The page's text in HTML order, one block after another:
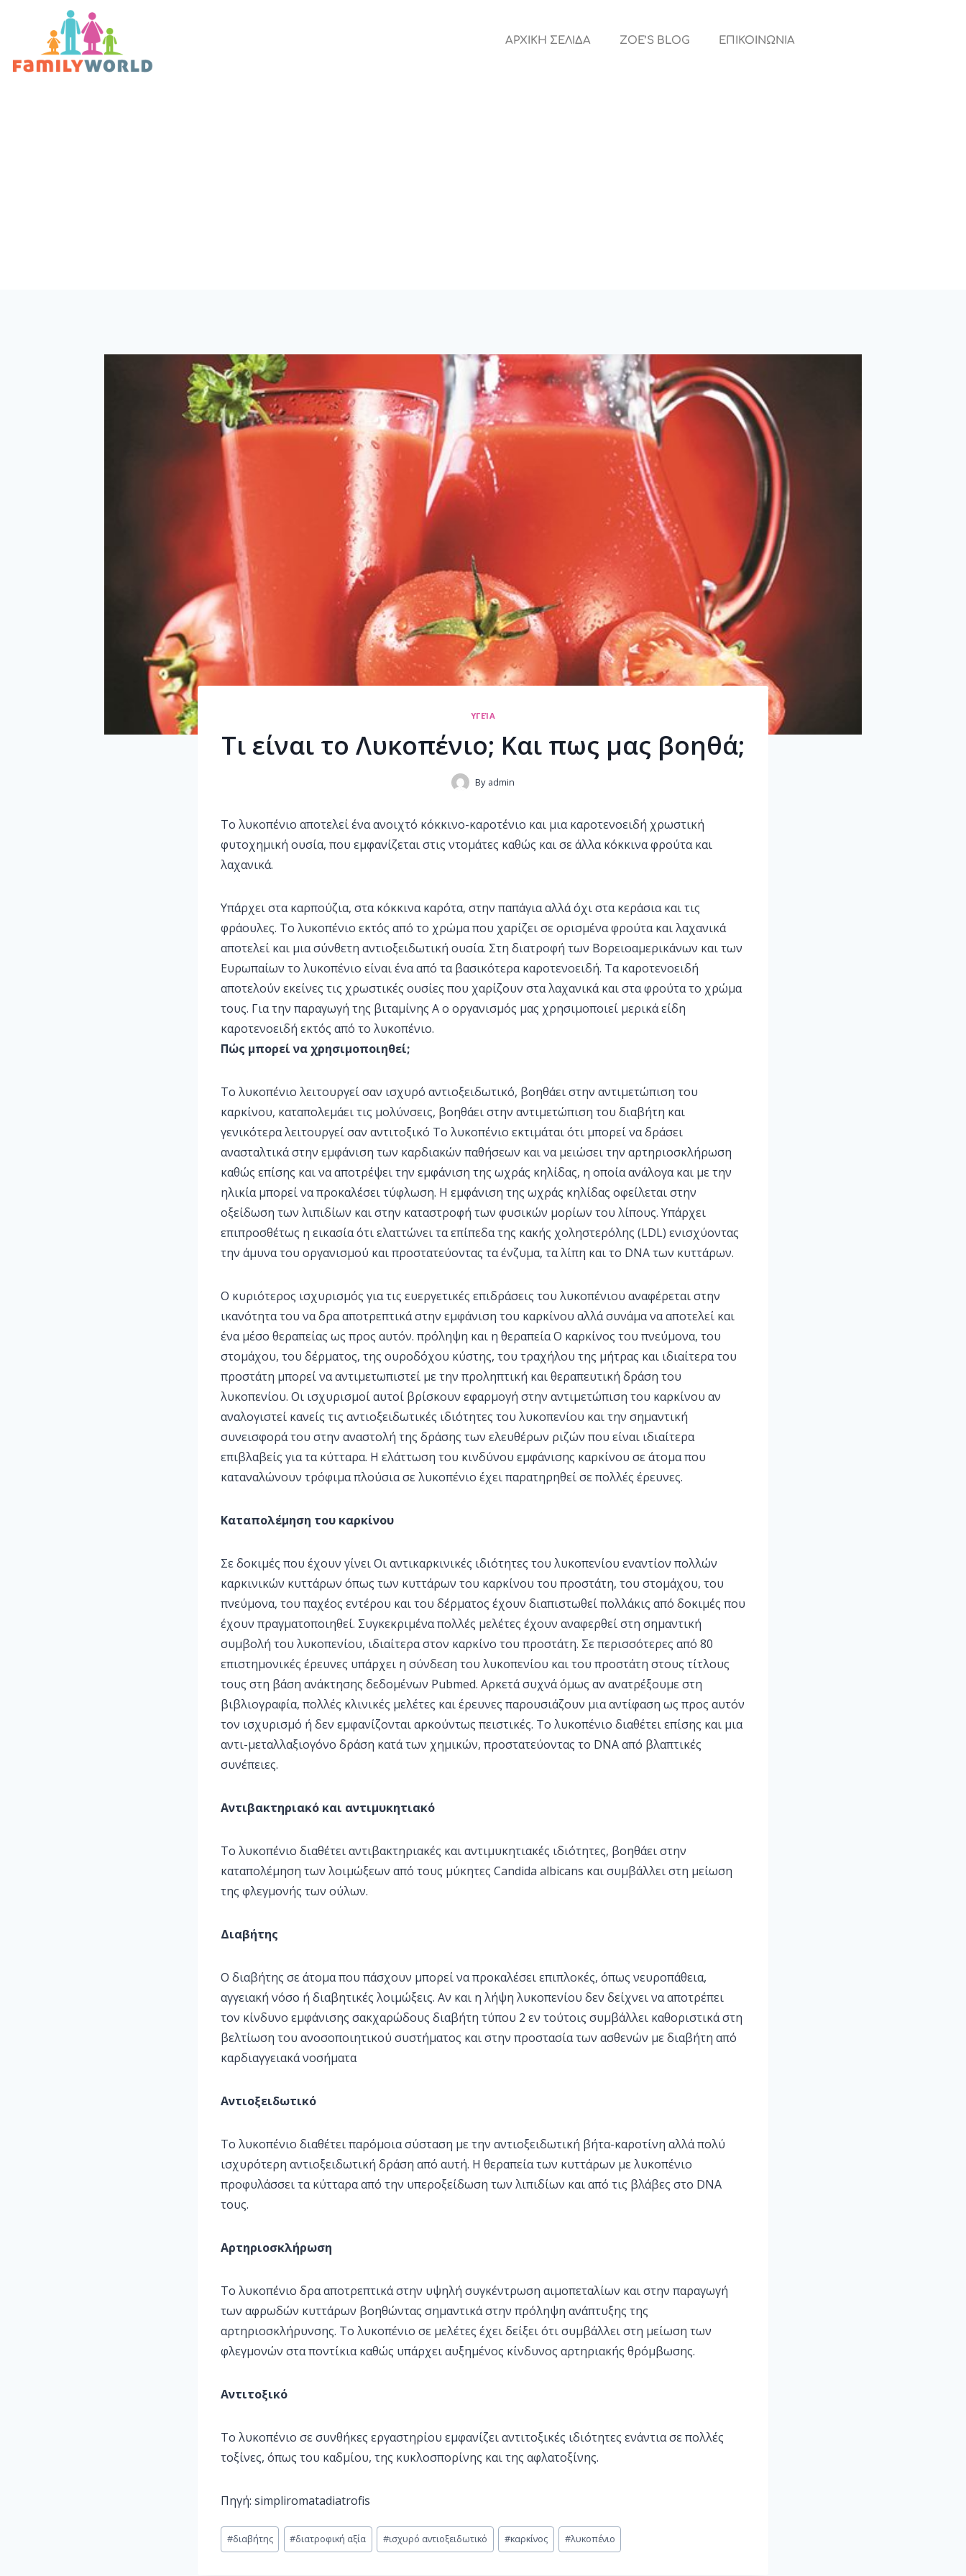
ΑΡΧΙΚΗ ΣΕΛΙΔΑ ZOE’S BLOG ΕΠΙΚΟΙΝΩΝΙΑ
ΥΓΕΊΑ
Τι είναι το Λυκοπένιο; Και πως μας βοηθά;
By admin
Το λυκοπένιο αποτελεί ένα ανοιχτό κόκκινο-καροτένιο και μια καροτενοειδή χρωστική
φυτοχημική ουσία, που εμφανίζεται στις ντομάτες καθώς και σε άλλα κόκκινα φρούτα και
λαχανικά.
Υπάρχει στα καρπούζια, στα κόκκινα καρότα, στην παπάγια αλλά όχι στα κεράσια και τις
φράουλες. Το λυκοπένιο εκτός από το χρώμα που χαρίζει σε ορισμένα φρούτα και λαχανικά
αποτελεί και μια σύνθετη αντιοξειδωτική ουσία. Στη διατροφή των Βορειοαμερικάνων και των
Ευρωπαίων το λυκοπένιο είναι ένα από τα βασικότερα καροτενοειδή. Τα καροτενοειδή
αποτελούν εκείνες τις χρωστικές ουσίες που χαρίζουν στα λαχανικά και στα φρούτα το χρώμα
τους. Για την παραγωγή της βιταμίνης Α ο οργανισμός μας χρησιμοποιεί μερικά είδη
καροτενοειδή εκτός από το λυκοπένιο.
Πώς μπορεί να χρησιμοποιηθεί;
Το λυκοπένιο λειτουργεί σαν ισχυρό αντιοξειδωτικό, βοηθάει στην αντιμετώπιση του
καρκίνου, καταπολεμάει τις μολύνσεις, βοηθάει στην αντιμετώπιση του διαβήτη και
γενικότερα λειτουργεί σαν αντιτοξικό Το λυκοπένιο εκτιμάται ότι μπορεί να δράσει
ανασταλτικά στην εμφάνιση των καρδιακών παθήσεων και να μειώσει την αρτηριοσκλήρωση
καθώς επίσης και να αποτρέψει την εμφάνιση της ωχράς κηλίδας, η οποία ανάλογα και με την
ηλικία μπορεί να προκαλέσει τύφλωση. Η εμφάνιση της ωχράς κηλίδας οφείλεται στην
οξείδωση των λιπιδίων και στην καταστροφή των φυσικών μορίων του λίπους. Υπάρχει
επιπροσθέτως η εικασία ότι ελαττώνει τα επίπεδα της κακής χοληστερόλης (LDL) ενισχύοντας
την άμυνα του οργανισμού και προστατεύοντας τα ένζυμα, τα λίπη και το DNA των κυττάρων.
Ο κυριότερος ισχυρισμός για τις ευεργετικές επιδράσεις του λυκοπένιου αναφέρεται στην
ικανότητα του να δρα αποτρεπτικά στην εμφάνιση του καρκίνου αλλά συνάμα να αποτελεί και
ένα μέσο θεραπείας ως προς αυτόν. πρόληψη και η θεραπεία Ο καρκίνος του πνεύμονα, του
στομάχου, του δέρματος, της ουροδόχου κύστης, του τραχήλου της μήτρας και ιδιαίτερα του
προστάτη μπορεί να αντιμετωπιστεί με την προληπτική και θεραπευτική δράση του
λυκοπενίου. Οι ισχυρισμοί αυτοί βρίσκουν εφαρμογή στην αντιμετώπιση του καρκίνου αν
αναλογιστεί κανείς τις αντιοξειδωτικές ιδιότητες του λυκοπενίου και την σημαντική
συνεισφορά του στην αναστολή της δράσης των ελευθέρων ριζών που είναι ιδιαίτερα
επιβλαβείς για τα κύτταρα. Η ελάττωση του κινδύνου εμφάνισης καρκίνου σε άτομα που
καταναλώνουν τρόφιμα πλούσια σε λυκοπένιο έχει παρατηρηθεί σε πολλές έρευνες.
Καταπολέμηση του καρκίνου
Σε δοκιμές που έχουν γίνει Οι αντικαρκινικές ιδιότητες του λυκοπενίου εναντίον πολλών
καρκινικών κυττάρων όπως των κυττάρων του καρκίνου του προστάτη, του στομάχου, του
πνεύμονα, του παχέος εντέρου και του δέρματος έχουν διαπιστωθεί πολλάκις από δοκιμές που
έχουν πραγματοποιηθεί. Συγκεκριμένα πολλές μελέτες έχουν αναφερθεί στη σημαντική
συμβολή του λυκοπενίου, ιδιαίτερα στον καρκίνο του προστάτη. Σε περισσότερες από 80
επιστημονικές έρευνες υπάρχει η σύνδεση του λυκοπενίου και του προστάτη στους τίτλους
τους στη βάση ανάκτησης δεδομένων Pubmed. Αρκετά συχνά όμως αν ανατρέξουμε στη
βιβλιογραφία, πολλές κλινικές μελέτες και έρευνες παρουσιάζουν μια αντίφαση ως προς αυτόν
τον ισχυρισμό ή δεν εμφανίζονται αρκούντως πειστικές. Το λυκοπένιο διαθέτει επίσης και μια
αντι-μεταλλαξιογόνο δράση κατά των χημικών, προστατεύοντας το DNA από βλαπτικές
συνέπειες.
Αντιβακτηριακό και αντιμυκητιακό
Το λυκοπένιο διαθέτει αντιβακτηριακές και αντιμυκητιακές ιδιότητες, βοηθάει στην
καταπολέμηση των λοιμώξεων από τους μύκητες Candida albicans και συμβάλλει στη μείωση
της φλεγμονής των ούλων.
Διαβήτης
Ο διαβήτης σε άτομα που πάσχουν μπορεί να προκαλέσει επιπλοκές, όπως νευροπάθεια,
αγγειακή νόσο ή διαβητικές λοιμώξεις. Αν και η λήψη λυκοπενίου δεν δείχνει να αποτρέπει
τον κίνδυνο εμφάνισης σακχαρώδους διαβήτη τύπου 2 εν τούτοις συμβάλλει καθοριστικά στη
βελτίωση του ανοσοποιητικού συστήματος και στην προστασία των ασθενών με διαβήτη από
καρδιαγγειακά νοσήματα
Αντιοξειδωτικό
Το λυκοπένιο διαθέτει παρόμοια σύσταση με την αντιοξειδωτική βήτα-καροτίνη αλλά πολύ
ισχυρότερη αντιοξειδωτική δράση από αυτή. Η θεραπεία των κυττάρων με λυκοπένιο
προφυλάσσει τα κύτταρα από την υπεροξείδωση των λιπιδίων και από τις βλάβες στο DNA
τους.
Αρτηριοσκλήρωση
Το λυκοπένιο δρα αποτρεπτικά στην υψηλή συγκέντρωση αιμοπεταλίων και στην παραγωγή
των αφρωδών κυττάρων βοηθώντας σημαντικά στην πρόληψη ανάπτυξης της
αρτηριοσκλήρυνσης. Το λυκοπένιο σε μελέτες έχει δείξει ότι συμβάλλει στη μείωση των
φλεγμονών στα ποντίκια καθώς υπάρχει αυξημένος κίνδυνος αρτηριακής θρόμβωσης.
Αντιτοξικό
Το λυκοπένιο σε συνθήκες εργαστηρίου εμφανίζει αντιτοξικές ιδιότητες ενάντια σε πολλές
τοξίνες, όπως του καδμίου, της κυκλοσπορίνης και της αφλατοξίνης.
Πηγή: simpliromatadiatrofis
#διαβήτης #διατροφική αξία #ισχυρό αντιοξειδωτικό #καρκίνος #λυκοπένιο